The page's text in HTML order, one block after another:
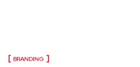
BRANDING